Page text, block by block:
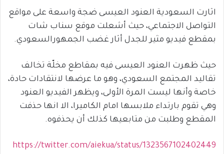
اثارت السعودية العنود العيسى ضجة واسعة على مواقع
التواصل الاجتماعي، حيث أشعلت موقع سناب شات
بمقطع فيديو مثير للجدل أثار غضب الجمهورالسعودي.
حيث ظهرت العنود العيسى فيه بمقاطع مخلّة تخالف
تقاليد المجتمع السعودي، وهو ما عرضها لانتقادات حادة،
خاصة وأنها ليست المرة الأولى، ويظهر الفيديو العنود
وهي تقوم بارتداء ملابسها امام الكاميرا، الا انها حذفت
المقطع وطلبت من متابعيها كذلك أن يحذفوه.
https://twitter.com/aiekua/status/1323567102402449